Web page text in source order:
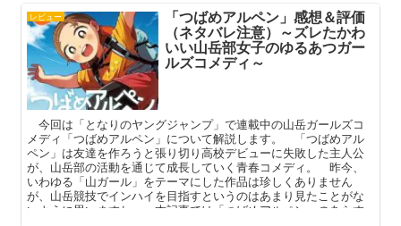
レビュー 「つばめアルペン」感想＆評価
（ネタバレ注意）～ズレたかわ
いい山岳部女子のゆるあつガー
ルズコメディ～
今回は「となりのヤングジャンプ」で連載中の山岳ガールズコ
メディ「つばめアルペン」について解説します。 「つばめアル
ペン」は友達を作ろうと張り切り高校デビューに失敗した主人公
が、山岳部の活動を通じて成長していく青春コメディ。 昨今、
いわゆる「山ガール」をテーマにした作品は珍しくありません
が、山岳競技でインハイを目指すというのはあまり見たことがな
いように思いますね。 本記事では「つばめアルペン」のあらす